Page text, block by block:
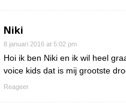
Niki
8 januari 2016 at 5:02 pm
Hoi ik ben Niki en ik wil heel
voice kids dat is mij grootste
Reageer